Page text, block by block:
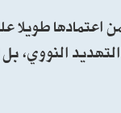
اعتمادها
النووي،